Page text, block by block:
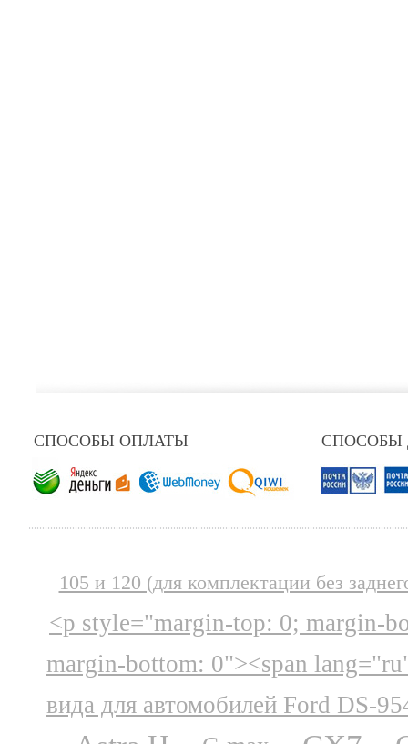
СПОСОБЫ ОПЛАТЫ СПОСОБЫ
105 и 120 (для комплектации без
<p style="margin-top: 0; margin-
margin-bottom: 0"><span
вида для автомобилей Ford DS-